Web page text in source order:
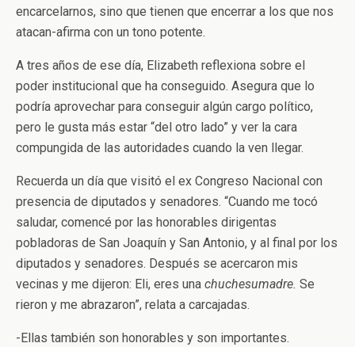
encarcelarnos, sino que tienen que encerrar a los que nos
atacan-afirma con un tono potente.
A tres años de ese día, Elizabeth reflexiona sobre el
poder institucional que ha conseguido. Asegura que lo
podría aprovechar para conseguir algún cargo político,
pero le gusta más estar “del otro lado” y ver la cara
compungida de las autoridades cuando la ven llegar.
Recuerda un día que visitó el ex Congreso Nacional con
presencia de diputados y senadores. “Cuando me tocó
saludar, comencé por las honorables dirigentas
pobladoras de San Joaquín y San Antonio, y al final por los
diputados y senadores. Después se acercaron mis
vecinas y me dijeron: Eli, eres una chuchesumadre. Se
rieron y me abrazaron”, relata a carcajadas.
-Ellas también son honorables y son importantes.